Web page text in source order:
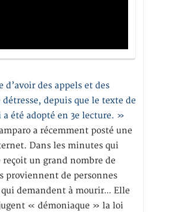
d’avoir des appels et des
détresse, depuis que le texte de
été adopté en 3e lecture. »
a récemment posté une
Dans les minutes qui
un grand nombre de
proviennent de personnes
qui demandent à mourir… Elle
« démoniaque » la loi